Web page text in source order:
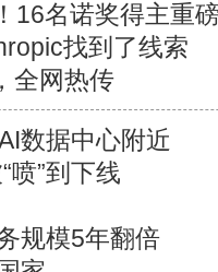
16名诺奖得主重
找到了线索
全网热传
数据中心附近
喷”到下线
规模5年翻倍